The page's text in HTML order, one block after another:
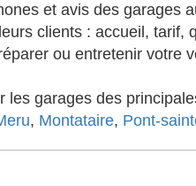
et avis des garages
clients : accueil,
ou entretenir votre
les garages des
, Montataire, Pont-